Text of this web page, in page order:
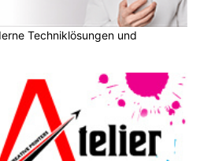
Techniklösungen und